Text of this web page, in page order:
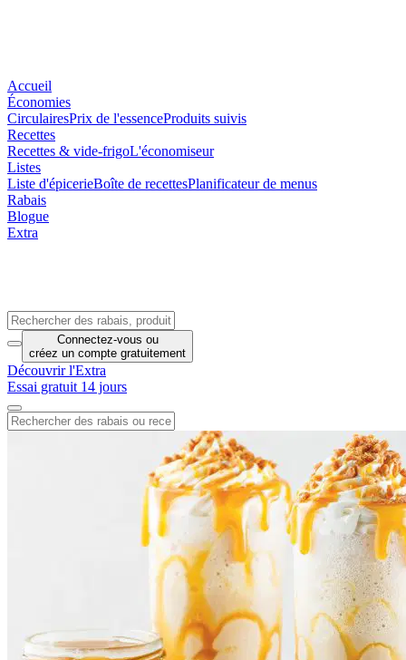
Accueil
Économies
CirculairesPrix de l'essenceProduits suivis
Recettes
Recettes & vide-frigoL'économiseur
Listes
Liste d'épicerieBoîte de recettesPlanificateur de menus
Rabais
Blogue
Extra
Connectez-vous ou
créez un compte gratuitement
Découvrir l'Extra
Essai gratuit 14 jours